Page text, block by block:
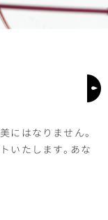
にはなりません。
いたします。あな